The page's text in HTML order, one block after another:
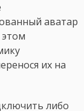
аватар
их на
либо